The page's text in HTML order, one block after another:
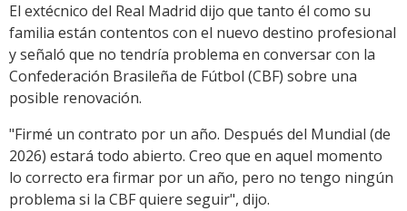
El extécnico del Real Madrid dijo que tanto él como su
familia están contentos con el nuevo destino profesional
y señaló que no tendría problema en conversar con la
Confederación Brasileña de Fútbol (CBF) sobre una
posible renovación.
"Firmé un contrato por un año. Después del Mundial (de
2026) estará todo abierto. Creo que en aquel momento
lo correcto era firmar por un año, pero no tengo ningún
problema si la CBF quiere seguir", dijo.